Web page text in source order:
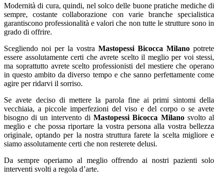
Modernità di cura, quindi, nel solco delle buone pratiche mediche di
sempre, costante collaborazione con varie branche specialistica
garantiscono professionalità e valori che non tutte le strutture sono in
grado di offrire.
Scegliendo noi per la vostra Mastopessi Bicocca Milano potrete
essere assolutamente certi che avrete scelto il meglio per voi stessi,
ma soprattutto avrete scelto professionisti del mestiere che operano
in questo ambito da diverso tempo e che sanno perfettamente come
agire per ridarvi il sorriso.
Se avete deciso di mettere la parola fine ai primi sintomi della
vecchiaia, a piccole imperfezioni del viso e del corpo o se avete
bisogno di un intervento diMastopessi Bicocca Milanosvolto al
meglio e che possa riportare la vostra persona alla vostra bellezza
originale, optando per la nostra struttura farete la scelta migliore e
siamo assolutamente certi che non resterete delusi.
Da sempre operiamo al meglio offrendo ai nostri pazienti solo
interventi svolti a regola d’arte.